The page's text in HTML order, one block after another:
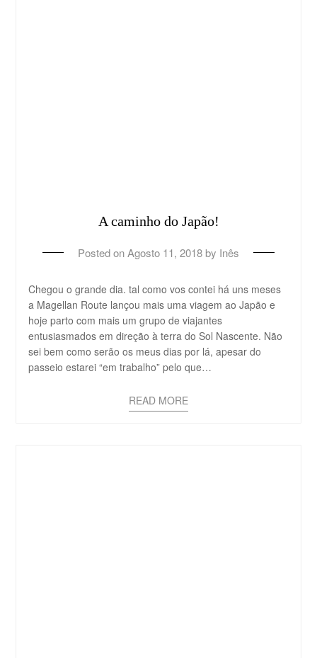
A caminho do Japão!
Posted onAgosto 11, 2018 by Inês
Chegou o grande dia. tal como vos contei há uns meses
a Magellan Route lançou mais uma viagem ao Japão e
hoje parto com mais um grupo de viajantes
entusiasmados em direção à terra do Sol Nascente. Não
sei bem como serão os meus dias por lá, apesar do
passeio estarei “em trabalho” pelo que…
READ MORE